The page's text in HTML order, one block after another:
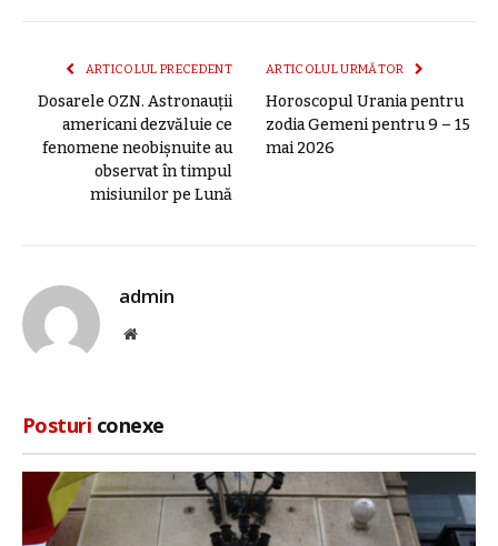
ARTICOLUL PRECEDENT
Dosarele OZN. Astronauții
americani dezvăluie ce
fenomene neobișnuite au
observat în timpul
misiunilor pe Lună
ARTICOLUL URMĂTOR
Horoscopul Urania pentru
zodia Gemeni pentru 9 – 15
mai 2026
admin
Site
Posturi conexe